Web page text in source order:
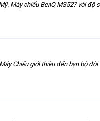
Máy chiếu BenQ MS527 với độ
Chiếu giới thiệu đến bạn bộ